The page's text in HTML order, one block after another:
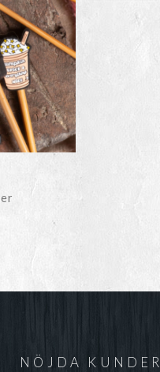
NÖJDA KUNDER